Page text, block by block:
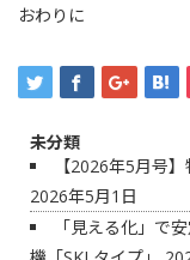
おわりに
未分類
【2026年5月号
2026年5月1日
「見える化」で